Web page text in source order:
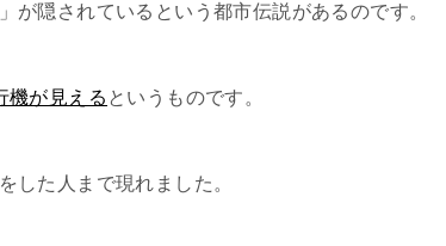
」が隠されているという都市伝説があるのです。
機が見える というものです。
した人まで現れました。